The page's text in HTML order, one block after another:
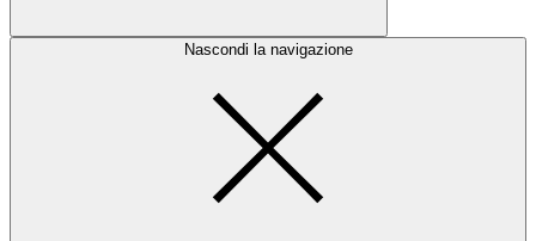
Nascondi la navigazione